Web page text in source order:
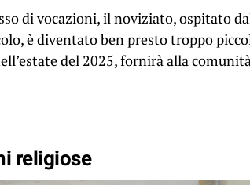
di vocazioni, il noviziato, ospitato
è diventato ben presto troppo
del 2025, fornirà alla
religiose